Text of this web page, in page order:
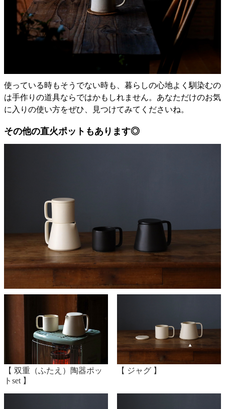
使っている時もそうでない時も、暮らしの心地よく馴染むの
は手作りの道具ならではかもしれません。あなただけのお気
に入りの使い方をぜひ、見つけてみてくださいね。
その他の直火ポットもあります◎
【 双重（ふたえ）陶器ポッ
トset 】
【 ジャグ 】